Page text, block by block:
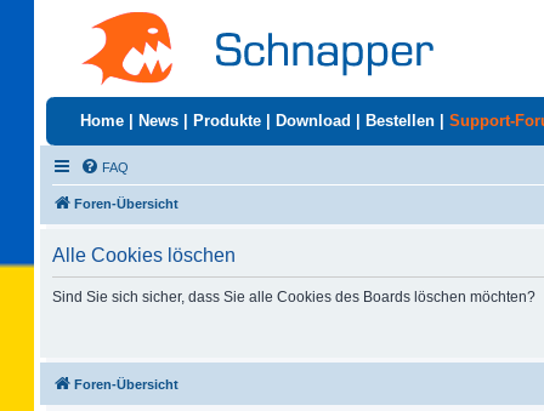
Home News Produkte Download Bestellen Support-
FAQ
Foren-Übersicht
Alle Cookies löschen
Sind Sie sich sicher, dass Sie alle Cookies des Boards löschen möchten?
Foren-Übersicht